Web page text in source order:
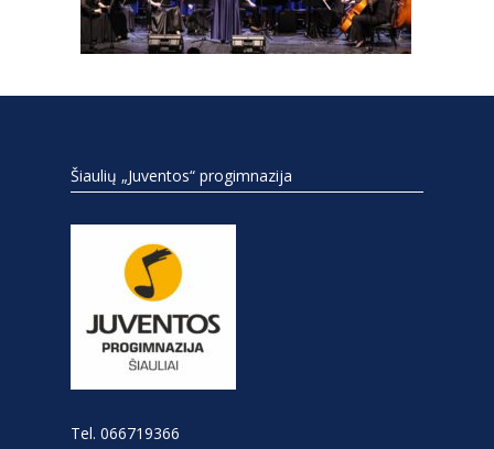
Šiaulių „Juventos“ progimnazija
Tel. 066719366